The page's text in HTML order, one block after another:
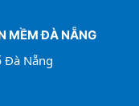
MỀM ĐÀ NẴNG
Đà Nẵng